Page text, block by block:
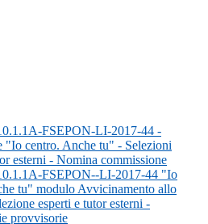
FSEPON-LI-2017-44 -
"Io centro. Anche tu" - Selezioni
esterni - Nomina commissione
FSEPON--LI-2017-44 "Io
tu" modulo Avvicinamento allo
esperti e tutor esterni -
provvisorie